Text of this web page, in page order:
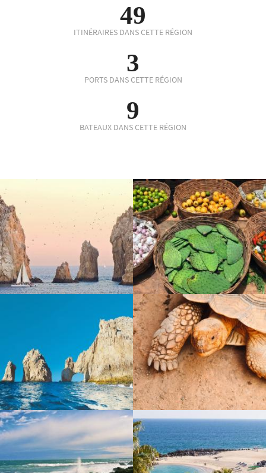
49
ITINÉRAIRES DANS CETTE RÉGION
3
PORTS DANS CETTE RÉGION
9
BATEAUX DANS CETTE RÉGION